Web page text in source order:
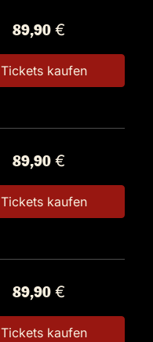
89,90 €
Tickets kaufen
89,90 €
Tickets kaufen
89,90 €
Tickets kaufen